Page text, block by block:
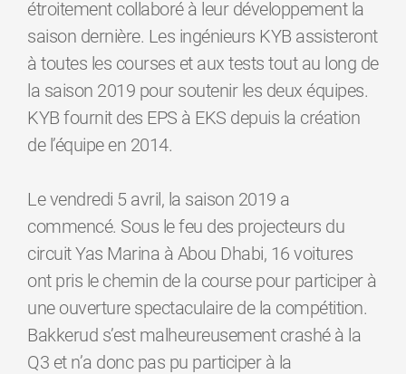
étroitement collaboré à leur développement la
saison dernière. Les ingénieurs KYB assisteront
à toutes les courses et aux tests tout au long de
la saison 2019 pour soutenir les deux équipes.
KYB fournit des EPS à EKS depuis la création
de l’équipe en 2014.
Le vendredi 5 avril, la saison 2019 a
commencé. Sous le feu des projecteurs du
circuit Yas Marina à Abou Dhabi, 16 voitures
ont pris le chemin de la course pour participer à
une ouverture spectaculaire de la compétition.
Bakkerud s’est malheureusement crashé à la
Q3 et n’a donc pas pu participer à la